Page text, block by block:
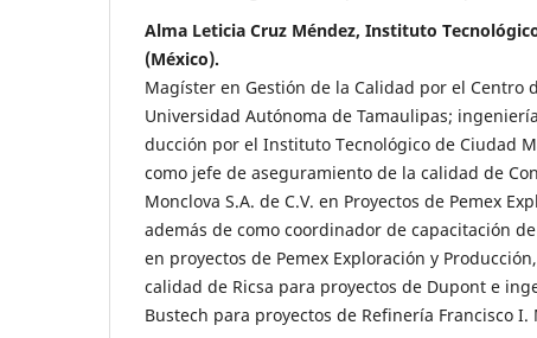
Alma Leticia Cruz Méndez, Instituto
(México).
Magíster en Gestión de la Calidad por el Centro
Universidad Autónoma de Tamaulipas;
ducción por el Instituto Tecnológico de Ciudad
como jefe de aseguramiento de la calidad de
Monclova S.A. de C.V. en Proyectos de Pemex
además de como coordinador de capacitación de
en proyectos de Pemex Exploración y
calidad de Ricsa para proyectos de Dupont e
Bustech para proyectos de Refinería Francisco I.